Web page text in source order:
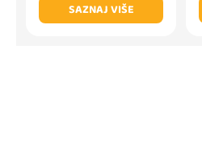
SAZNAJ VIŠE